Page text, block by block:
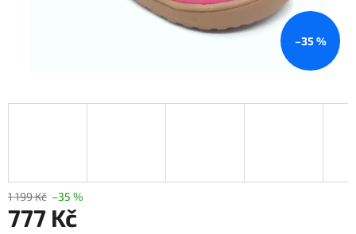
–35 %
1 199 Kč –35 %
777 Kč